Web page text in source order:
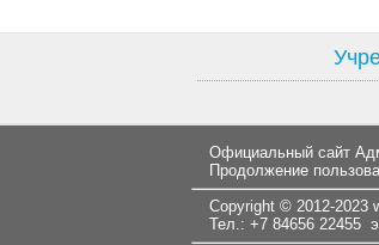
Официальный сайт
Продолжение
Copyright © 2012-2023
Тел.: +7 84656 22455